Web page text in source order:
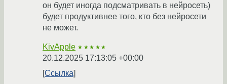
он будет иногда подсматривать в нейросеть)
будет продуктивнее того, кто без нейросети
не может.
KivApple ★★★★★
20.12.2025 17:13:05 +00:00
Ссылка